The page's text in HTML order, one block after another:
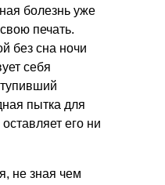
болезнь уже
печать.
без сна ночи
себя
пытка для
его ни
не зная чем